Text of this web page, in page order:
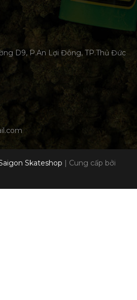
D9, P.An Lợi Đông, TP.Thủ Đức
Skateshop
Cung cấp bởi